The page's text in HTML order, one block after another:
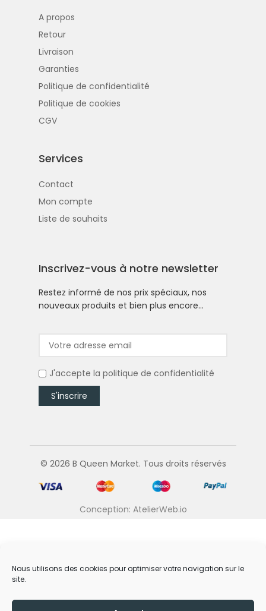
Nous utilisons des cookies pour optimiser votre navigation sur le
site.
A propos
Retour
Livraison
Garanties
Politique de confidentialité
Politique de cookies
CGV
Services
Contact
Mon compte
Liste de souhaits
Inscrivez-vous à notre newsletter
Restez informé de nos prix spéciaux, nos
nouveaux produits et bien plus encore…
J'accepte la politique de confidentialité
© 2026 B Queen Market. Tous droits réservés
Conception: AtelierWeb.io